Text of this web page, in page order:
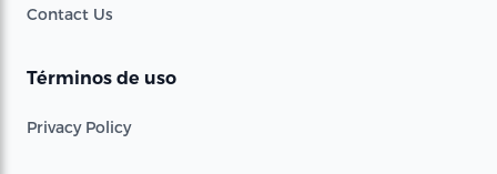
Contact Us
Términos de uso
Privacy Policy